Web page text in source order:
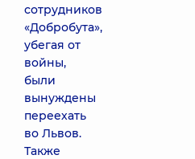
сотрудников
«Добробута»,
убегая от
войны,
были
вынуждены
переехать
во Львов.
Также